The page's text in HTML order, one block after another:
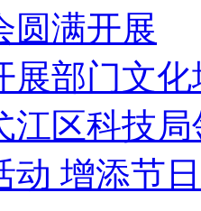
圆满开展
展部门文
江区科技
动 增添节